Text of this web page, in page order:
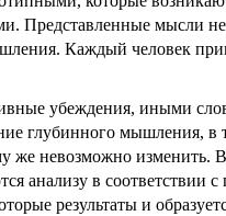
Представленные мысли
Каждый человек
убеждения, иными
глубинного мышления, в
же невозможно изменить.
анализу в соответствии
результаты и